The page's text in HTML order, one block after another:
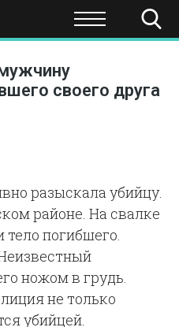
ЭКОНОМИКА НАУКА И
своего друга
разыскала убийцу.
районе. На свалке
погибшего.
ножом в грудь.
не только
убийцей.